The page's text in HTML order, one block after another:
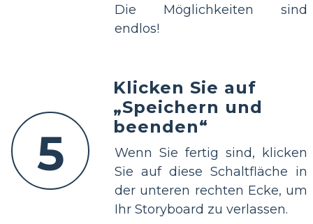
Die Möglichkeiten sind
endlos!
5
Klicken Sie auf
„Speichern und
beenden“
Wenn Sie fertig sind, klicken
Sie auf diese Schaltfläche in
der unteren rechten Ecke, um
Ihr Storyboard zu verlassen.